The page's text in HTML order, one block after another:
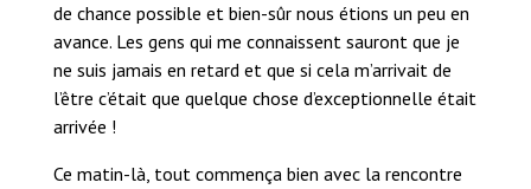
de chance possible et bien-sûr nous étions un peu en
avance. Les gens qui me connaissent sauront que je
ne suis jamais en retard et que si cela m’arrivait de
l’être c’était que quelque chose d’exceptionnelle était
arrivée !
Ce matin-là, tout commença bien avec la rencontre